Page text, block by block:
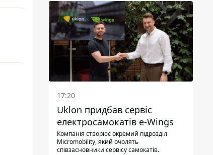
17:20
Uklon придбав сервіс
електросамокатів e-Wings
Компанія створює окремий підрозділ
Micromobility, який очолять
співзасновники сервісу самокатів.